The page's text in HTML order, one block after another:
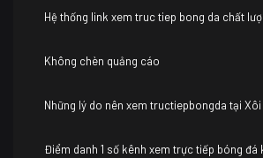
Hệ thống link xem truc tiep bong da chất
Không chèn quảng cáo
Những lý do nên xem tructiepbongda tại Xôi
Điểm danh 1 số kênh xem trực tiếp bóng đá